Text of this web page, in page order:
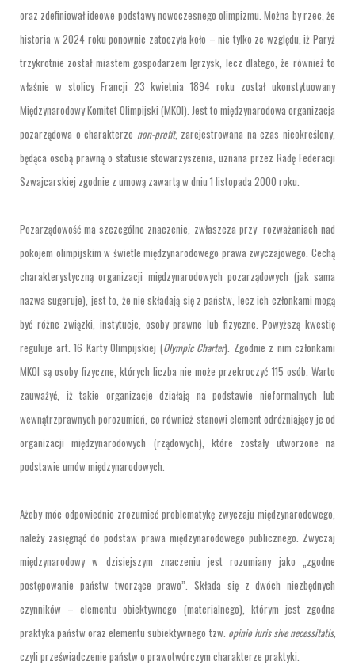
oraz zdefiniował ideowe podstawy nowoczesnego olimpizmu. Można by rzec, że
historia w 2024 roku ponownie zatoczyła koło – nie tylko ze względu, iż Paryż
trzykrotnie został miastem gospodarzem Igrzysk, lecz dlatego, że również to
właśnie w stolicy Francji 23 kwietnia 1894 roku został ukonstytuowany
Międzynarodowy Komitet Olimpijski (MKOI). Jest to międzynarodowa organizacja
pozarządowa o charakterze non-profit, zarejestrowana na czas nieokreślony,
będąca osobą prawną o statusie stowarzyszenia, uznana przez Radę Federacji
Szwajcarskiej zgodnie z umową zawartą w dniu 1 listopada 2000 roku.
Pozarządowość ma szczególne znaczenie, zwłaszcza przy rozważaniach nad
pokojem olimpijskim w świetle międzynarodowego prawa zwyczajowego. Cechą
charakterystyczną organizacji międzynarodowych pozarządowych (jak sama
nazwa sugeruje), jest to, że nie składają się z państw, lecz ich członkami mogą
być różne związki, instytucje, osoby prawne lub fizyczne. Powyższą kwestię
reguluje art. 16 Karty Olimpijskiej (Olympic Charter). Zgodnie z nim członkami
MKOI są osoby fizyczne, których liczba nie może przekroczyć 115 osób. Warto
zauważyć, iż takie organizacje działają na podstawie nieformalnych lub
wewnątrzprawnych porozumień, co również stanowi element odróżniający je od
organizacji międzynarodowych (rządowych), które zostały utworzone na
podstawie umów międzynarodowych.
Ażeby móc odpowiednio zrozumieć problematykę zwyczaju międzynarodowego,
należy zasięgnąć do podstaw prawa międzynarodowego publicznego. Zwyczaj
międzynarodowy w dzisiejszym znaczeniu jest rozumiany jako „zgodne
postępowanie państw tworzące prawo”. Składa się z dwóch niezbędnych
czynników – elementu obiektywnego (materialnego), którym jest zgodna
praktyka państw oraz elementu subiektywnego tzw. opinio iuris sive necessitatis,
czyli przeświadczenie państw o prawotwórczym charakterze praktyki.